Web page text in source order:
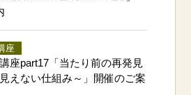
座
座part17「当たり前の再発見
えない仕組み～」開催のご案